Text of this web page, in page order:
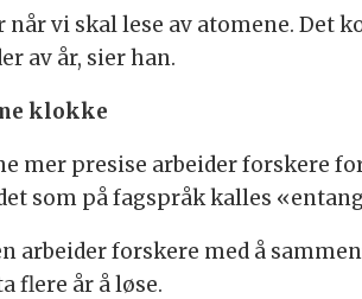
når vi skal lese av atomene.
av år, sier han.
klokke
mer presise arbeider forskere
som på fagspråk kalles
arbeider forskere med å
flere år å løse.